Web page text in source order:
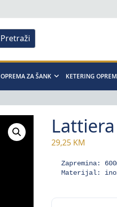
Pretraži
OPREMA ZA ŠANK KETERING
29,25 KM
Zapremina:
Materijal: inox